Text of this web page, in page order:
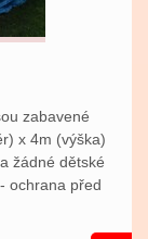
zabavené
x 4m (výška)
dětské
ochrana před